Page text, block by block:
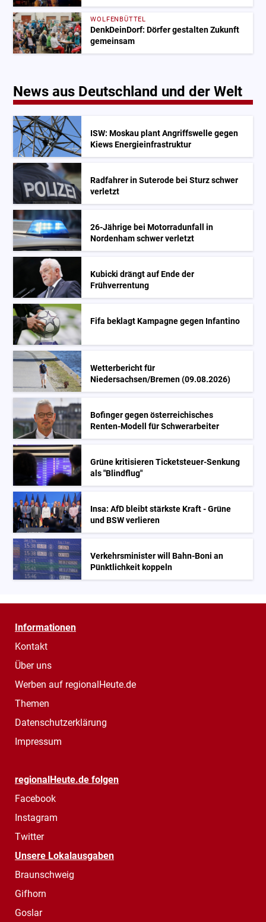
WOLFENBÜTTEL
DenkDeinDorf: Dörfer gestalten Zukunft
gemeinsam
News aus Deutschland und der Welt
ISW: Moskau plant Angriffswelle gegen
Kiews Energieinfrastruktur
Radfahrer in Suterode bei Sturz schwer
verletzt
26-Jährige bei Motorradunfall in
Nordenham schwer verletzt
Kubicki drängt auf Ende der
Frühverrentung
Fifa beklagt Kampagne gegen Infantino
Wetterbericht für
Niedersachsen/Bremen (09.08.2026)
Bofinger gegen österreichisches
Renten-Modell für Schwerarbeiter
Grüne kritisieren Ticketsteuer-Senkung
als "Blindflug"
Insa: AfD bleibt stärkste Kraft - Grüne
und BSW verlieren
Verkehrsminister will Bahn-Boni an
Pünktlichkeit koppeln
Informationen
Kontakt
Über uns
Werben auf regionalHeute.de
Themen
Datenschutzerklärung
Impressum
regionalHeute.de folgen
Facebook
Instagram
Twitter
Unsere Lokalausgaben
Braunschweig
Gifhorn
Goslar